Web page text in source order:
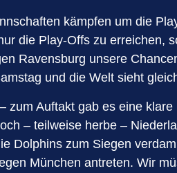
kämpfen um die
die Play-Offs zu erreichen,
Ravensburg unsere
und die Welt sieht
Auftakt gab es eine
– teilweise herbe –
Dolphins zum Siegen
München antreten. Wir